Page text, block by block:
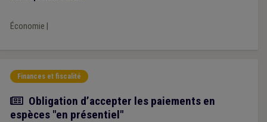
Économie
Finances et fiscalité
Actualité
Obligation d’accepter les paiements en
espèces "en présentiel"